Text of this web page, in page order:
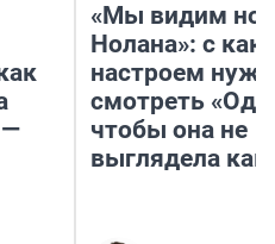
—
«Мы видим
Нолана»: с
настроем
смотреть
чтобы она не
выглядела как